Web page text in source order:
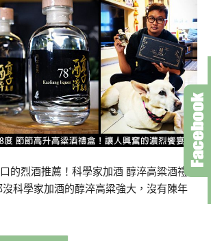
的烈酒推薦！科學家加酒 醇淬高粱酒禮
科學家加酒的醇淬高粱強大，沒有陳年